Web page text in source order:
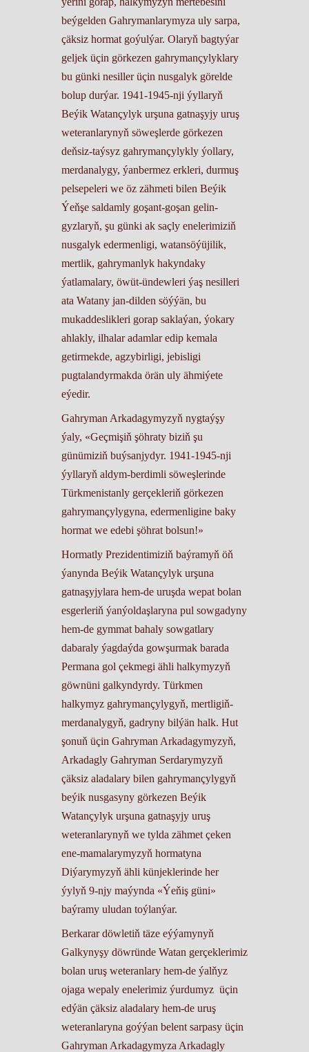
beýgelden Gahrymanlarymyza uly sarpa,
çäksiz hormat goýulýar. Olaryň bagtyýar
geljek üçin görkezen gahrymançylyklary
bu günki nesiller üçin nusgalyk görelde
bolup durýar. 1941-1945-nji ýyllaryň
Beýik Watançylyk urşuna gatnaşyjy uruş
weteranlarynyň söweşlerde görkezen
deňsiz-taýsyz gahrymançylykly ýollary,
merdanalygy, ýanbermez erkleri, durmuş
pelsepeleri we öz zähmeti bilen Beýik
Ýeňşe saldamly goşant-goşan gelin-
gyzlaryň, şu günki ak saçly enelerimiziň
nusgalyk edermenligi, watansöýüjilik,
mertlik, gahrymanlyk hakyndaky
ýatlamalary, öwüt-ündewleri ýaş nesilleri
ata Watany jan-dilden söýýän, bu
mukaddeslikleri gorap saklaýan, ýokary
ahlakly, ilhalar adamlar edip kemala
getirmekde, agzybirligi, jebisligi
pugtalandyrmakda örän uly ähmiýete
eýedir.
Gahryman Arkadagymyzyň nygtaýşy
ýaly, «Geçmişiň şöhraty biziň şu
günümiziň buýsanjydyr. 1941-1945-nji
ýyllaryň aldym-berdimli söweşlerinde
Türkmenistanly gerçekleriň görkezen
gahrymançylygyna, edermenligine baky
hormat we edebi şöhrat bolsun!»
Hormatly Prezidentimiziň baýramyň öň
ýanynda Beýik Watançylyk urşuna
gatnaşyjylara hem-de uruşda wepat bolan
esgerleriň ýanýoldaşlaryna pul sowgadyny
hem-de gymmat bahaly sowgatlary
dabaraly ýagdaýda gowşurmak barada
Permana gol çekmegi ähli halkymyzyň
göwnüni galkyndyrdy. Türkmen
halkymyz gahrymançylygyň, mertligiň-
merdanalygyň, gadryny bilýän halk. Hut
şonuň üçin Gahryman Arkadagymyzyň,
Arkadagly Gahryman Serdarymyzyň
çäksiz aladalary bilen gahrymançylygyň
beýik nusgasyny görkezen Beýik
Watançylyk urşuna gatnaşyjy uruş
weteranlarynyň we tylda zähmet çeken
ene-mamalarymyzyň hormatyna
Diýarymyzyň ähli künjeklerinde her
ýylyň 9-njy maýynda «Ýeňiş güni»
baýramy uludan toýlanýar.
Berkarar döwletiň täze eýýamynyň
Galkynyşy döwründe Watan gerçeklerimiz
bolan uruş weteranlary hem-de ýalňyz
ojaga wepaly enelerimiz ýurdumyz üçin
edýän çäksiz aladalary hem-de uruş
weteranlaryna goýýan belent sarpasy üçin
Gahryman Arkadagymyza Arkadagly